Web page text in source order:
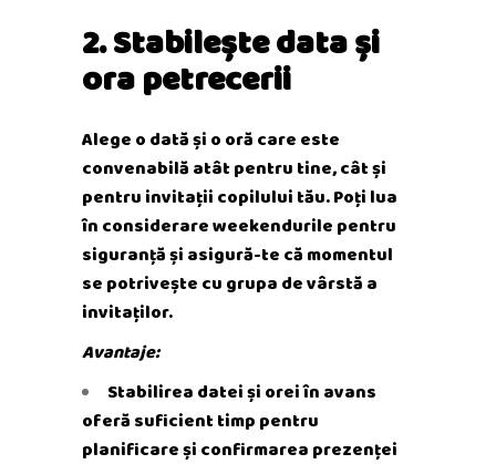
2. Stabilește data și
ora petrecerii
Alege o dată și o oră care este
convenabilă atât pentru tine, cât și
pentru invitații copilului tău. Poți lua
în considerare weekendurile pentru
siguranță și asigură-te că momentul
se potrivește cu grupa de vârstă a
invitaților.
Avantaje:
Stabilirea datei și orei în avans
oferă suficient timp pentru
planificare și confirmarea prezenței